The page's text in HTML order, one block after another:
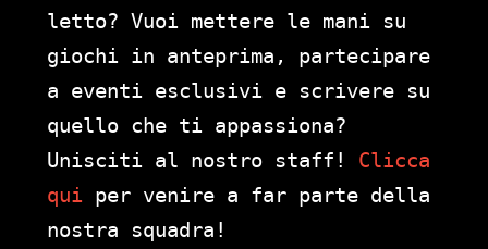
letto? Vuoi mettere le mani su
giochi in anteprima, partecipare
a eventi esclusivi e scrivere su
quello che ti appassiona?
Unisciti al nostro staff! Clicca
qui per venire a far parte della
nostra squadra!